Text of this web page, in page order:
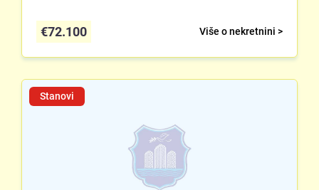
Više o nekretnini >
€72.100
Stanovi